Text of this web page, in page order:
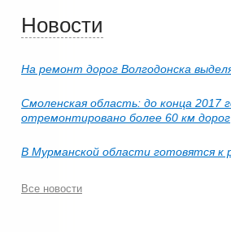
Новости
На ремонт дорог Волгодонска
Смоленская область: до конца 2017
отремонтировано более 60 км дорог
В Мурманской области готовятся к
Все новости